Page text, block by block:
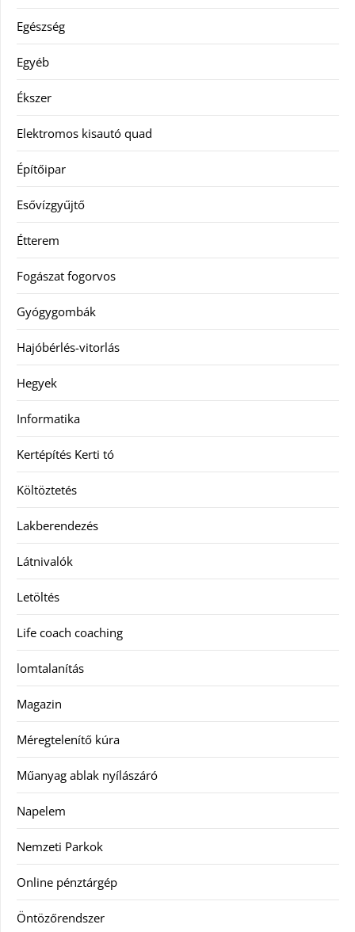
Egészség
Egyéb
Ékszer
Elektromos kisautó quad
Építőipar
Esővízgyűjtő
Étterem
Fogászat fogorvos
Gyógygombák
Hajóbérlés-vitorlás
Hegyek
Informatika
Kertépítés Kerti tó
Költöztetés
Lakberendezés
Látnivalók
Letöltés
Life coach coaching
lomtalanítás
Magazin
Méregtelenítő kúra
Műanyag ablak nyílászáró
Napelem
Nemzeti Parkok
Online pénztárgép
Öntözőrendszer